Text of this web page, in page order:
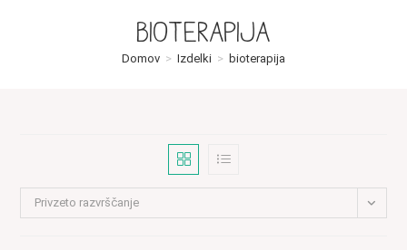
bioterapija
Domov > Izdelki > bioterapija
Privzeto razvrščanje